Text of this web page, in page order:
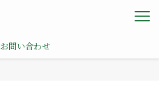
お問い合わせ